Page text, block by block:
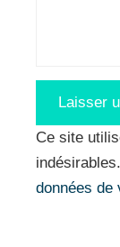
Ce site
indésirables.
données de